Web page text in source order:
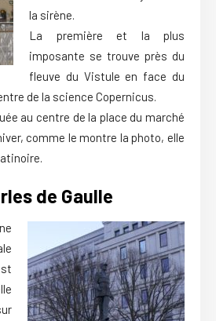
la sirène.
La première et la plus
imposante se trouve près du
fleuve du Vistule en face du
de la science Copernicus.
au centre de la place du marché
comme le montre la photo, elle
de Gaulle